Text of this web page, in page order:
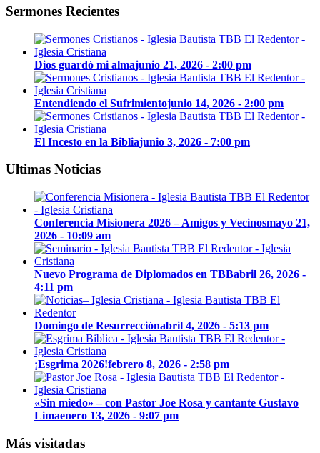
Sermones Recientes
Dios guardó mi almajunio 21, 2026 - 2:00 pm
Entendiendo el Sufrimientojunio 14, 2026 - 2:00 pm
El Incesto en la Bibliajunio 3, 2026 - 7:00 pm
Ultimas Noticias
Conferencia Misionera 2026 – Amigos y Vecinosmayo 21,
2026 - 10:09 am
Nuevo Programa de Diplomados en TBBabril 26, 2026 -
4:11 pm
Domingo de Resurrecciónabril 4, 2026 - 5:13 pm
¡Esgrima 2026!febrero 8, 2026 - 2:58 pm
«Sin miedo» – con Pastor Joe Rosa y cantante Gustavo
Limaenero 13, 2026 - 9:07 pm
Más visitadas